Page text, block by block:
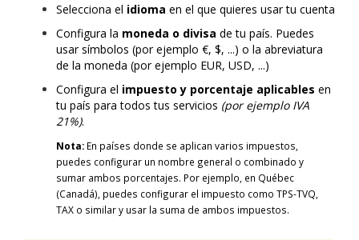
Selecciona el idioma en el que quieres usar tu cuenta
Configura la moneda o divisa de tu país. Puedes
usar símbolos (por ejemplo €, $, ...) o la abreviatura
de la moneda (por ejemplo EUR, USD, ...)
Configura el impuesto y porcentaje aplicables en
tu país para todos tus servicios (por ejemplo IVA
21%).
Nota: En países donde se aplican varios impuestos,
puedes configurar un nombre general o combinado y
sumar ambos porcentajes. Por ejemplo, en Québec
(Canadá), puedes configurar el impuesto como TPS-TVQ,
TAX o similar y usar la suma de ambos impuestos.